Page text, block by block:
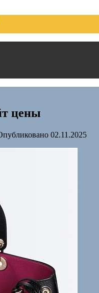
цены
02.11.2025